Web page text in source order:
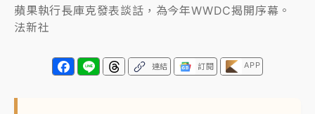
父親節泡湯了！中颱白海豚雨彈轟3天 「紅到發紫」降
蘋果執行長庫克發表談話，為今年WWDC揭開序幕。
法新社
連結 訂閱 APP